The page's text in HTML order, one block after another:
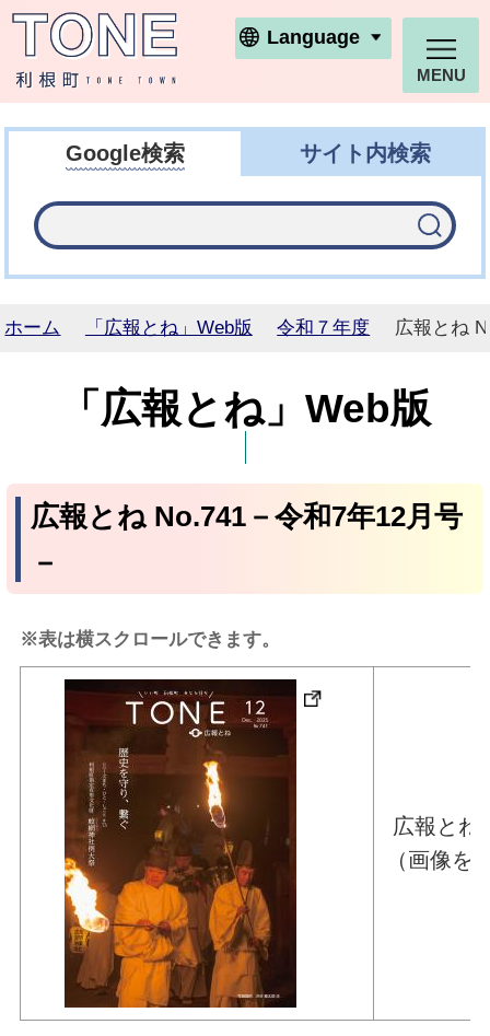
利根町ホームページ
Language
MENU
Google検索 サイト内検索
ホーム 「広報とね」Web版 令和７年度 広報とね
「広報とね」Web版
広報とね No.741－令和7年12月号
－
※表は横スクロールできます。
広報とね
（画像を